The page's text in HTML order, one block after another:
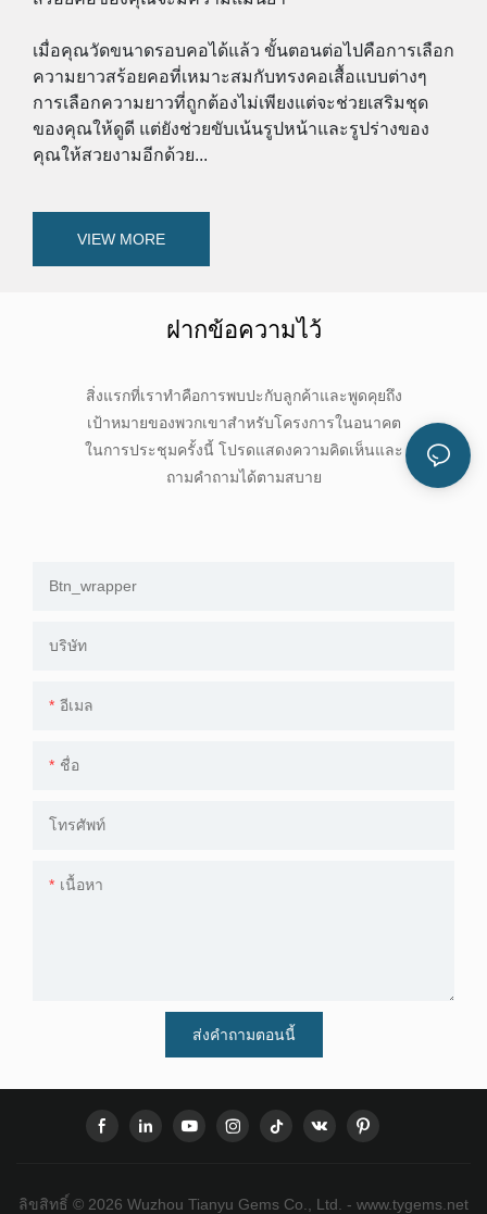
เมื่อคุณวัดขนาดรอบคอได้แล้ว ขั้นตอนต่อไปคือการเลือก
ความยาวสร้อยคอที่เหมาะสมกับทรงคอเสื้อแบบต่างๆ
การเลือกความยาวที่ถูกต้องไม่เพียงแต่จะช่วยเสริมชุด
ของคุณให้ดูดี แต่ยังช่วยขับเน้นรูปหน้าและรูปร่างของ
คุณให้สวยงามอีกด้วย...
VIEW MORE
ฝากข้อความไว้
สิ่งแรกที่เราทำคือการพบปะกับลูกค้าและพูดคุยถึง
เป้าหมายของพวกเขาสำหรับโครงการในอนาคต
ในการประชุมครั้งนี้ โปรดแสดงความคิดเห็นและ
ถามคำถามได้ตามสบาย
Btn_wrapper
บริษัท
อีเมล
ชื่อ
โทรศัพท์
เนื้อหา
ส่งคำถามตอนนี้
ลิขสิทธิ์ © 2026 Wuzhou Tianyu Gems Co., Ltd. - www.tygems.net